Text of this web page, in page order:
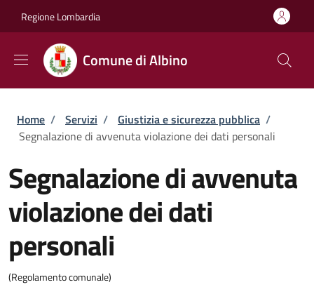
Regione Lombardia
Comune di Albino
Briciole di pane
Home / Servizi / Giustizia e sicurezza pubblica /
Segnalazione di avvenuta violazione dei dati personali
Segnalazione di avvenuta
violazione dei dati
personali
(Regolamento comunale)